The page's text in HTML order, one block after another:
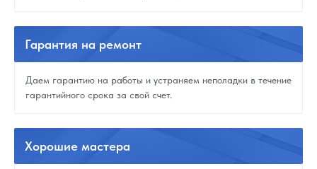
Гарантия на ремонт
Даем гарантию на работы и устраняем неполадки в течение
гарантийного срока за свой счет.
Хорошие мастера